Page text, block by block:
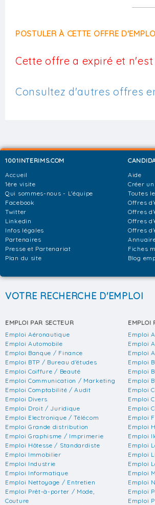
POSTULER À CETTE OFFRE
Cette offre a expiré et
Consultez d'autres offres
1001INTERIMS.COM
Accueil
1ère visite
Qui sommes-nous - L'équipe
Facebook
Twitter
Linkedin
Infos légales
Partenaires
Presse et Partenariat
Plan du site
Aide
Créer
Toutes
Offres
Offres
Offres
Offres
Fiches
Blog
VOTRE RECHERCHE D'EMPLOI
EMPLOI PAR SECTEUR
Emploi Aéronautique
Emploi Automobile
Emploi Banque / Finance
Emploi BTP / Bureau d'études
Emploi Coiffure / Beauté
Emploi Communication / Marketing
Emploi Comptabilité / Audit
Emploi Divers
Emploi Droit / Juridique
Emploi Electronique / Télécom
Emploi Grande distribution
Emploi Graphisme / Imprimerie
Emploi Hôtesse / Standardiste
Emploi Immobilier
Emploi Industrie
Emploi Informatique
Emploi Nettoyage / Entretien
Emploi Prêt-à-porter / Mode,
Couture
EMPLOI
Emploi
Emploi
Emploi
Emploi
Emploi
Emploi
Emploi
Emploi
Emploi
Emploi
Emploi
Emploi
Emploi
Emploi
Emploi
Emploi
Emploi
Emploi
Emploi